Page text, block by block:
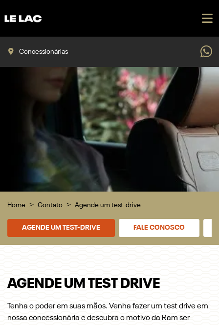
Concessionárias
Home Contato Agende um test-drive
FALE CONOSCO
AGENDE UM TEST-DRIVE
AGENDE UM TEST DRIVE
Tenha o poder em suas mãos. Venha fazer um test drive em
nossa concessionária e descubra o motivo da Ram ser